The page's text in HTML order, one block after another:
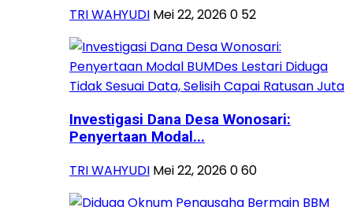
TRI WAHYUDI Mei 22, 20260 52
Investigasi Dana Desa Wonosari:
Penyertaan Modal...
TRI WAHYUDI Mei 22, 2026060